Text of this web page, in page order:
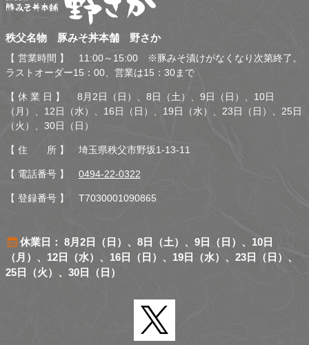
秩父名物 豚みそ丼本舗 野
秩父名物 豚みそ丼本舗 野さか
【 営業時間 】 11:00～15:00 ※豚みそ漬けがなくなり次第終了。
ラストオーダー15：00、営業は15：30まで
【 休 業 日 】 8月2日（日）、8日（土）、9日（日）、10日
（月）、12日（水）、16日（日）、19日（水）、23日（日）、25日
（火）、30日（日）
【 住 所 】 埼玉県秩父市野坂1-13-11
【 電話番号 】 0494-22-0322
【 登録番号 】 T7030001090865
休業日： 8月2日（日）、8日（土）、9日（日）、10日
（月）、12日（水）、16日（日）、19日（水）、23日（日）、
25日（火）、30日（日）